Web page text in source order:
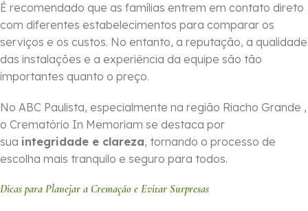
É recomendado que as famílias entrem em contato direto
com diferentes estabelecimentos para comparar os
serviços e os custos. No entanto, a reputação, a qualidade
das instalações e a experiência da equipe são tão
importantes quanto o preço.
No ABC Paulista, especialmente na região Riacho Grande ,
o Crematório In Memoriam se destaca por
sua integridade e clareza, tornando o processo de
escolha mais tranquilo e seguro para todos.
Dicas para Planejar a Cremação e Evitar Surpresas